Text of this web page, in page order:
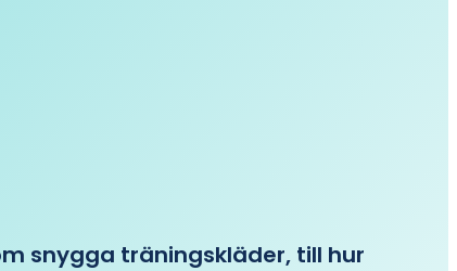
snygga träningskläder, till hur